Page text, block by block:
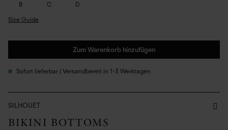
B
C
D
Size Guide
Zum Warenkorb hinzufügen
Sofort lieferbar | Versandbereit in 1-3 Werktagen
SILHOUET
BIKINI BOTTOMS